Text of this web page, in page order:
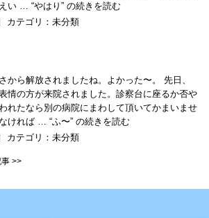
い … “やはり” の続きを読む
カテゴリ： 未分類
から解放されましたね。よかった〜。 先日、
情の方が来院されました。診察台に座るか否や
れたなら別の病院にまわして頂いてかまいませ
ければ … “ふ〜” の続きを読む
カテゴリ： 未分類
>>